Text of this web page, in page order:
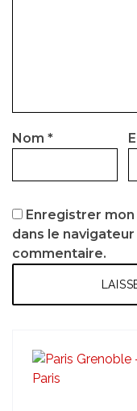
Nom *
Enregistrer
dans le
commentaire.